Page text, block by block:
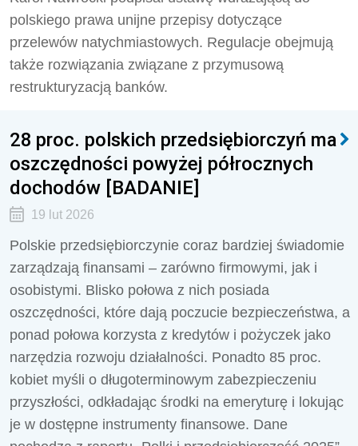
polskiego prawa unijne przepisy dotyczące
przelewów natychmiastowych. Regulacje obejmują
także rozwiązania związane z przymusową
restrukturyzacją banków.
28 proc. polskich przedsiębiorczyń ma
oszczędności powyżej półrocznych
dochodów [BADANIE]
19 lut 2026
Polskie przedsiębiorczynie coraz bardziej świadomie
zarządzają finansami – zarówno firmowymi, jak i
osobistymi. Blisko połowa z nich posiada
oszczędności, które dają poczucie bezpieczeństwa, a
ponad połowa korzysta z kredytów i pożyczek jako
narzędzia rozwoju działalności. Ponadto 85 proc.
kobiet myśli o długoterminowym zabezpieczeniu
przyszłości, odkładając środki na emeryturę i lokując
je w dostępne instrumenty finansowe. Dane